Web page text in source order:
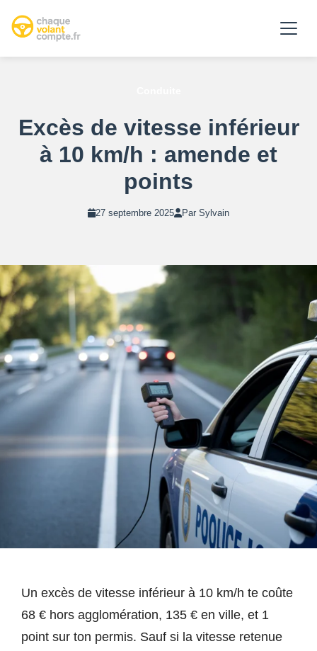
Excès de vitesse inférieur
à 10 km/h : amende et
points
27 septembre 2025 Par Sylvain
Un excès de vitesse inférieur à 10 km/h te coûte
68 € hors agglomération, 135 € en ville, et 1
point sur ton permis. Sauf si la vitesse retenue